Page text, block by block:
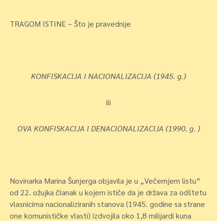
TRAGOM ISTINE – Što je pravednije
KONFISKACIJA I NACIONALIZACIJA (1945. g.)
ili
OVA KONFISKACIJA I DENACIONALIZACIJA (1990. g. )
Novinarka Marina Šunjerga objavila je u „Večernjem listu“
od 22. ožujka članak u kojem ističe da je država za odštetu
vlasnicima nacionaliziranih stanova (1945. godine sa strane
one komunističke vlasti) izdvojila oko 1,8 milijardi kuna